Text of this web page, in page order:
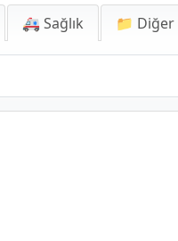
🚑 Sağlık 📁 Diğer